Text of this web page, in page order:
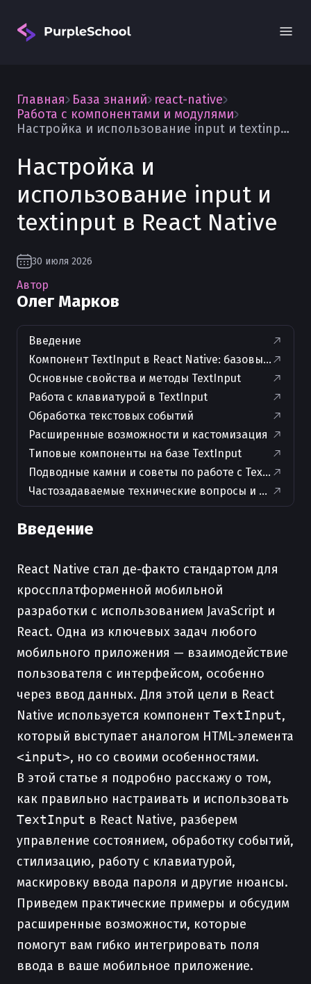
Вход
Главная База знаний react-native
Работа с компонентами и модулями
Настройка и использование input и textinput в React Native
Настройка и
использование input и
textinput в React Native
30 июля 2026
Автор
Олег Марков
Введение
Компонент TextInput в React Native: базовые
Основные свойства и методы TextInput
Работа с клавиатурой в TextInput
Обработка текстовых событий
Расширенные возможности и кастомизация
Типовые компоненты на базе TextInput
Подводные камни и советы по работе с TextInput
Частозадаваемые технические вопросы и ответы
Введение
React Native стал де-факто стандартом для
кроссплатформенной мобильной
разработки с использованием JavaScript и
React. Одна из ключевых задач любого
мобильного приложения — взаимодействие
пользователя с интерфейсом, особенно
через ввод данных. Для этой цели в React
Native используется компонент TextInput,
который выступает аналогом HTML-элемента
<input>, но со своими особенностями.
В этой статье я подробно расскажу о том,
как правильно настраивать и использовать
TextInput в React Native, разберем
управление состоянием, обработку событий,
стилизацию, работу с клавиатурой,
маскировку ввода пароля и другие нюансы.
Приведем практические примеры и обсудим
расширенные возможности, которые
помогут вам гибко интегрировать поля
ввода в ваше мобильное приложение.